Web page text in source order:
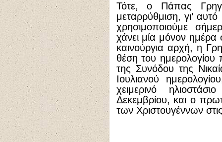
Τότε, ο Πάπας
μεταρρύθμιση, γι’
χρησιμοποιούμε
χάνει μία μόνον ημέρα
καινούργια αρχή, η
θέση του
της Συνόδου της
Ιουλιανού
χειμερινό
Δεκεμβρίου, και ο
των Χριστουγέννων